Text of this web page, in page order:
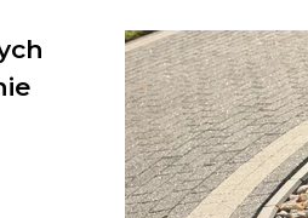
i
Obrzeże Fem
Pozostałe...
Palisady
Palisada Hestra
Palisada Hestra 2
Palisada Slim